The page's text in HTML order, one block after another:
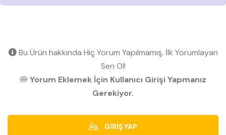
Bu Ürün hakkında Hiç Yorum Yapılmamış, İlk Yorumlayan
Sen Ol!
Yorum Eklemek İçin Kullanıcı Girişi Yapmanız
Gerekiyor.
GİRİŞ YAP